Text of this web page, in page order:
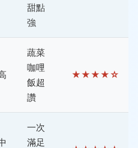
甜點
強
蔬菜
咖哩
飯超
讚
★★★★☆
一次
滿足